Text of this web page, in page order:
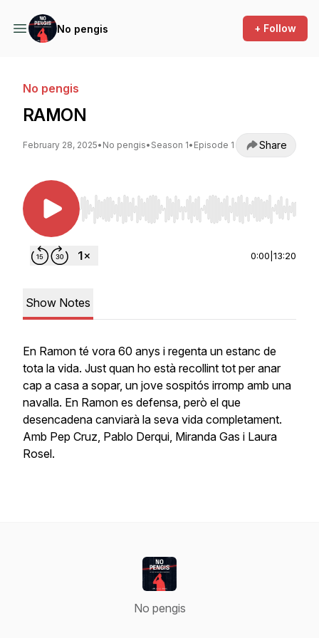
No pengis + Follow
No pengis
RAMON
February 28, 2025• No pengis• Season 1• Episode 1 Share
Use Left/Right to seek, Home/End to jump to
0:00 13:20
Show Notes
En Ramon té vora 60 anys i regenta un estanc de
tota la vida. Just quan ho està recollint tot per anar
cap a casa a sopar, un jove sospitós irromp amb una
navalla. En Ramon es defensa, però el que
desencadena canviarà la seva vida completament.
Amb Pep Cruz, Pablo Derqui, Miranda Gas i Laura
Rosel.
No pengis